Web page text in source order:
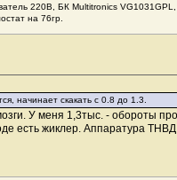
220В, БК Multitronics
на 76гр.
начинает скакать с 0.8 до 1.3.
У меня 1,3тыс. - обороты
есть жиклер. Аппаратура